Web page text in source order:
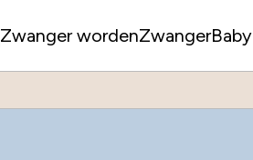
Zwanger wordenZwangerBaby